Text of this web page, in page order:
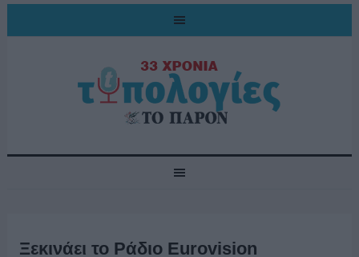
Ξεκινάει το Ράδιο Eurovision